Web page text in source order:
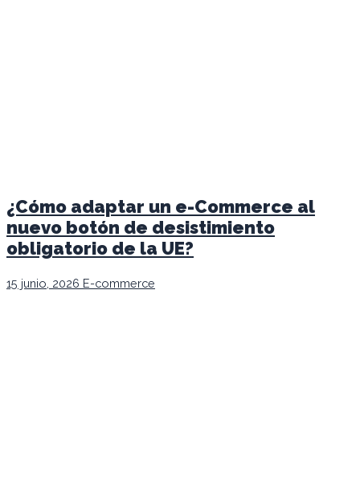
¿Cómo adaptar un e-Commerce al
nuevo botón de desistimiento
obligatorio de la UE?
15 junio, 2026 E-commerce